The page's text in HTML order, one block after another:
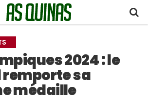
2024 : le
sa
médaille